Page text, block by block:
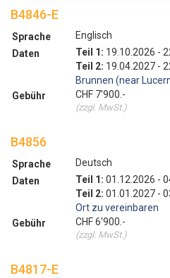
B4846-E
Sprache
Englisch
Daten
Teil 1: 19.10.2026 -
Teil 2: 19.04.2027 -
Brunnen (near
Gebühr
CHF 7'900.-
(zzgl. MwSt.)
B4856
Sprache
Deutsch
Daten
Teil 1: 01.12.2026 -
Teil 2: 01.01.2027 -
Ort zu vereinbaren
Gebühr
CHF 6'900.-
(zzgl. MwSt.)
B4817-E